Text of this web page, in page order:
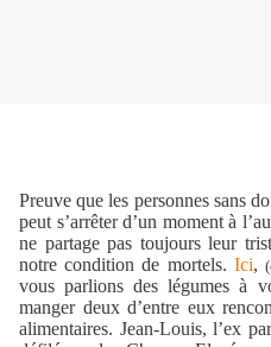
Preuve que les personnes sans
peut s’arrêter d’un moment à
ne partage pas toujours leur
notre condition de mortels. Ici,
vous parlions des légumes à
manger deux d’entre eux
alimentaires. Jean-Louis, l’ex